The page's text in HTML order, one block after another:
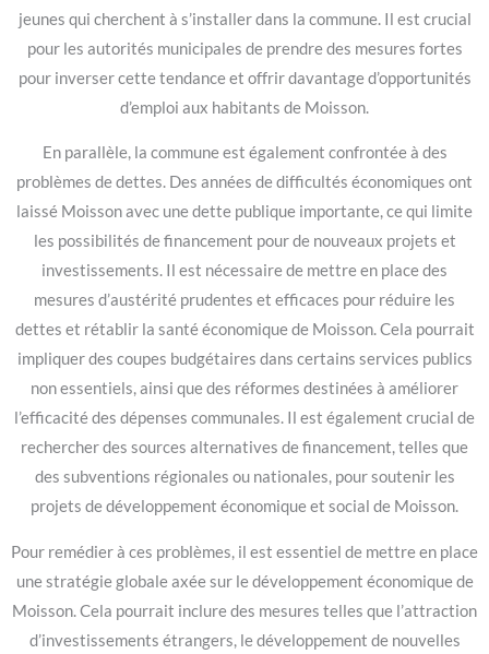
jeunes qui cherchent à s’installer dans la commune. Il est crucial
pour les autorités municipales de prendre des mesures fortes
pour inverser cette tendance et offrir davantage d’opportunités
d’emploi aux habitants de Moisson.
En parallèle, la commune est également confrontée à des
problèmes de dettes. Des années de difficultés économiques ont
laissé Moisson avec une dette publique importante, ce qui limite
les possibilités de financement pour de nouveaux projets et
investissements. Il est nécessaire de mettre en place des
mesures d’austérité prudentes et efficaces pour réduire les
dettes et rétablir la santé économique de Moisson. Cela pourrait
impliquer des coupes budgétaires dans certains services publics
non essentiels, ainsi que des réformes destinées à améliorer
l’efficacité des dépenses communales. Il est également crucial de
rechercher des sources alternatives de financement, telles que
des subventions régionales ou nationales, pour soutenir les
projets de développement économique et social de Moisson.
Pour remédier à ces problèmes, il est essentiel de mettre en place
une stratégie globale axée sur le développement économique de
Moisson. Cela pourrait inclure des mesures telles que l’attraction
d’investissements étrangers, le développement de nouvelles